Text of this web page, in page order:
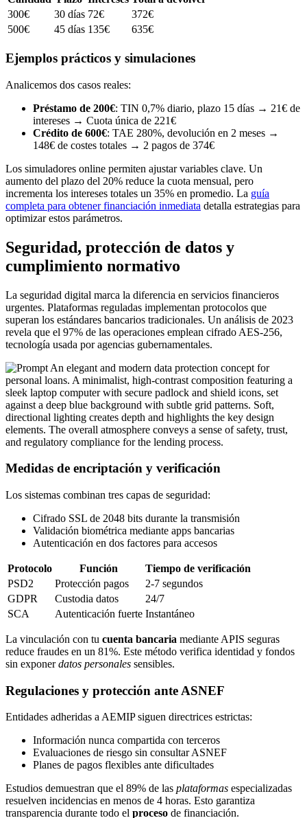
300€
30 días 72€
372€
500€
45 días 135€ 635€
Ejemplos prácticos y simulaciones
Analicemos dos casos reales:
Préstamo de 200€: TIN 0,7% diario, plazo 15 días → 21€ de
intereses → Cuota única de 221€
Crédito de 600€: TAE 280%, devolución en 2 meses →
148€ de costes totales → 2 pagos de 374€
Los simuladores online permiten ajustar variables clave. Un
aumento del plazo del 20% reduce la cuota mensual, pero
incrementa los intereses totales un 35% en promedio. La guía
completa para obtener financiación inmediata detalla estrategias para
optimizar estos parámetros.
Seguridad, protección de datos y
cumplimiento normativo
La seguridad digital marca la diferencia en servicios financieros
urgentes. Plataformas reguladas implementan protocolos que
superan los estándares bancarios tradicionales. Un análisis de 2023
revela que el 97% de las operaciones emplean cifrado AES-256,
tecnología usada por agencias gubernamentales.
Medidas de encriptación y verificación
Los sistemas combinan tres capas de seguridad:
Cifrado SSL de 2048 bits durante la transmisión
Validación biométrica mediante apps bancarias
Autenticación en dos factores para accesos
Protocolo Función
Tiempo de verificación
PSD2
Protección pagos
2-7 segundos
GDPR
Custodia datos
24/7
SCA
Autenticación fuerte Instantáneo
La vinculación con tu cuenta bancaria mediante APIS seguras
reduce fraudes en un 81%. Este método verifica identidad y fondos
sin exponerdatos personales sensibles.
Regulaciones y protección ante ASNEF
Entidades adheridas a AEMIP siguen directrices estrictas:
Información nunca compartida con terceros
Evaluaciones de riesgo sin consultar ASNEF
Planes de pagos flexibles ante dificultades
Estudios demuestran que el 89% de las plataformas especializadas
resuelven incidencias en menos de 4 horas. Esto garantiza
transparencia durante todo el proceso de financiación.